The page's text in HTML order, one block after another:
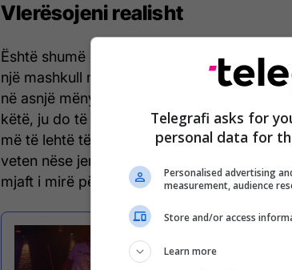
Vlerësojeni realisht
Është shumë e rëndësishme që me qetësi
një mashkull me dëshirën e tij. Pra, çfarë ju
në asnjë mënyrë, as haptazi, as tinëz dhe
këtë, ju do të gjykoni më së miri se si është
më të lehtë të kuptoni nëse ju përshtatet
veten nëse jeni mjaftueshëm e mirë për të,
mjaft i mirë për ju.
‘Grua e
Telegrafi asks for
personal data for
Personalised advertising
measurement, audience
Store and/or access
Learn more